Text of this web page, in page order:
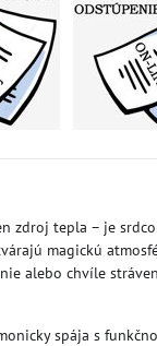
zdroj tepla – je
magickú
alebo chvíle
spája s